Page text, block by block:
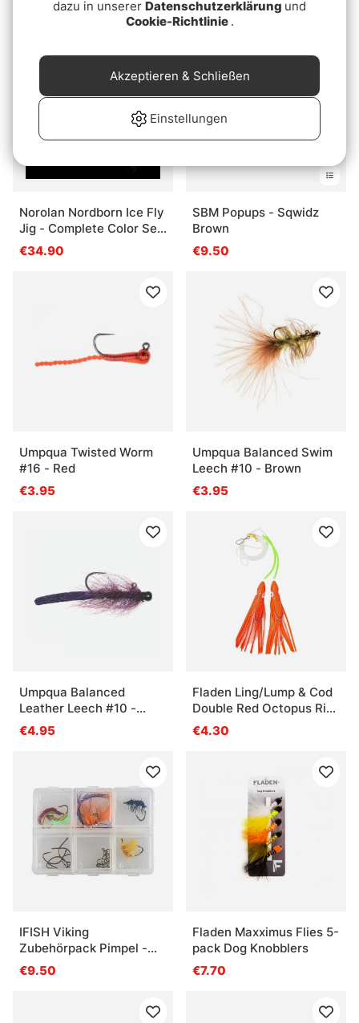
€6.90
Norolan Nordborn Ice Fly
Jig - Complete Color Set
(6-pack)
€34.90
SBM Popups - Sqwidz
Brown
€9.50
Umpqua Twisted Worm
#16 - Red
€3.95
Umpqua Balanced Swim
Leech #10 - Brown
€3.95
Umpqua Balanced
Leather Leech #10 -
Purple
€4.95
Fladen Ling/Lump & Cod
Double Red Octopus Rig
7/0 1.0mm
€4.30
IFISH Viking
Zubehörpack Pimpel -
Saibling /
Regenbogenforelle
€9.50
Fladen Maxximus Flies 5-
pack Dog Knobblers
€7.70
dazu in unserer Datenschutzerklärung und
Cookie-Richtlinie .
Einstellungen
Akzeptieren & Schließen